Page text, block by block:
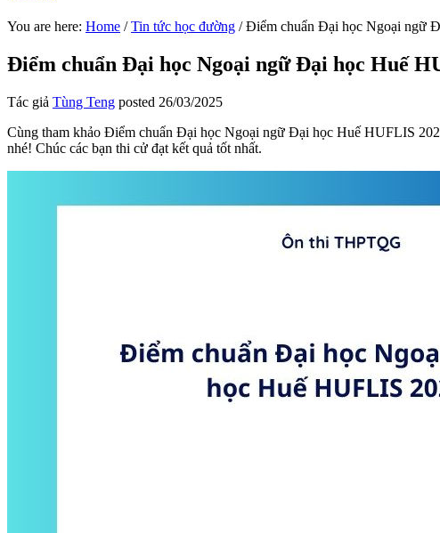
You are here: Home / Tin tức học đường /Điểm chuẩn Đại học Ngoại ngữ
Điểm chuẩn Đại học Ngoại ngữ Đại học Huế
Tác giả Tùng Teng posted 26/03/2025
Cùng tham khảo Điểm chuẩn Đại học Ngoại ngữ Đại học Huế HUFLIS
nhé! Chúc các bạn thi cử đạt kết quả tốt nhất.